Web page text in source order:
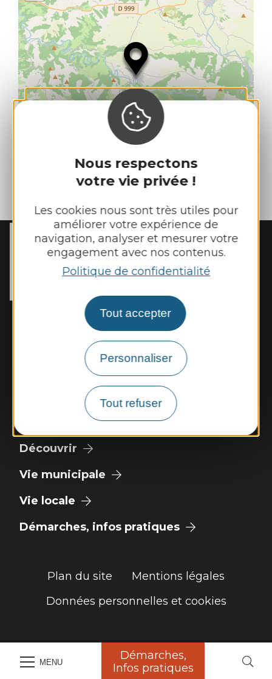
Nous respectons
votre vie privée !
Les cookies nous sont très utiles pour
améliorer votre expérience de
navigation, analyser et mesurer votre
engagement avec nos contenus.
Politique de confidentialité
Tout accepter
Personnaliser
Tout refuser
MENU
Démarches,
Infos pratiques
MAIRIE DEREBOURGUIL
12400 Rebourguil
Tél. :05 65 99 83 11
Horaires d'ouverture :
Mardi et jeudi de 14h00 à 17h00
Vendredi de 9h00 à 12h00
Nous contacter
Découvrir
Vie municipale
Vie locale
Démarches, infos pratiques
Plan du site
Mentions légales
Données personnelles et cookies